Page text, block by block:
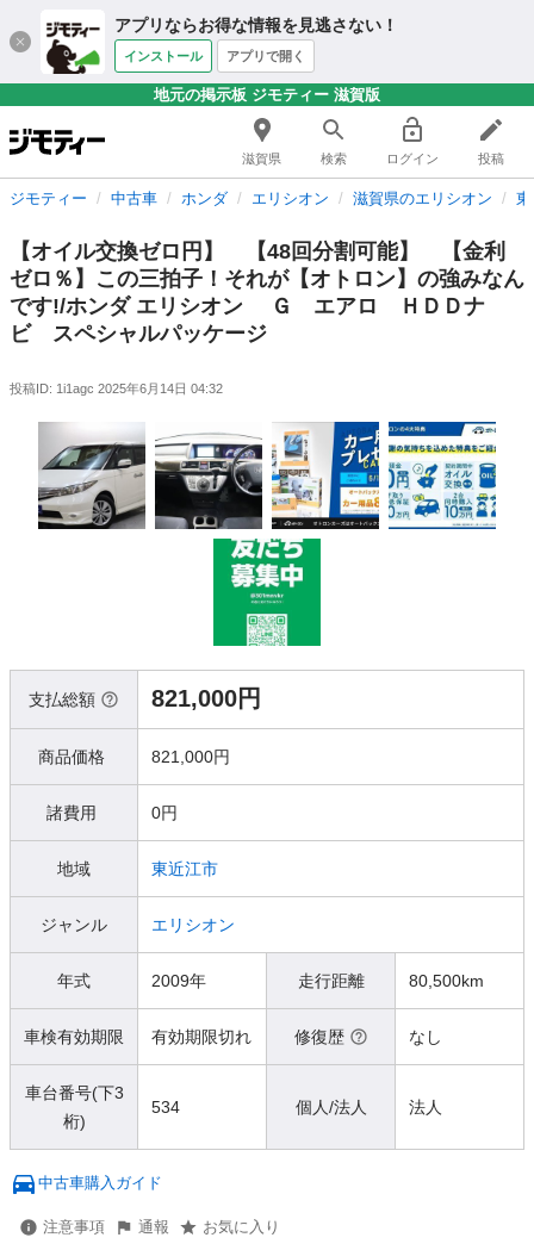
アプリならお得な情報を見逃さない！
インストール アプリで開く
地元の掲示板 ジモティー 滋賀版
滋賀県 検索 ログイン 投稿
ジモティー 中古車 ホンダ エリシオン 滋賀県のエリシオン
【オイル交換ゼロ円】 【48回分割可能】 【金利
ゼロ％】この三拍子！それが【オトロン】の強みなん
です!/ホンダ エリシオン Ｇ エアロ ＨＤＤナ
ビ スペシャルパッケージ
投稿ID: 1i1agc 2025年6月14日 04:32
支払総額 821,000円
商品価格 821,000円
諸費用 0円
地域 東近江市
ジャンル エリシオン
年式 2009年 走行距離 80,500km
車検有効期限 有効期限切れ 修復歴 なし
車台番号(下3
桁)
534 個人/法人 法人
中古車購入ガイド
注意事項 通報 お気に入り